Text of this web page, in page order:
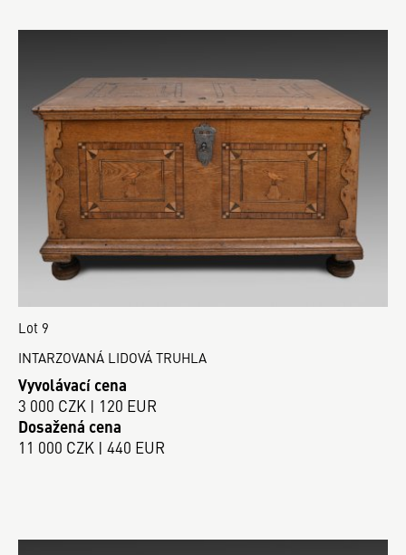
Lot 9
INTARZOVANÁ LIDOVÁ TRUHLA
Vyvolávací cena
3 000 CZK | 120 EUR
Dosažená cena
11 000 CZK | 440 EUR